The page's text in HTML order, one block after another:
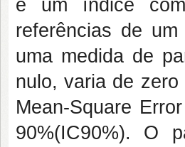
é um índice
referências de um
uma medida de
nulo, varia de
Mean-Square
90%(IC90%). O